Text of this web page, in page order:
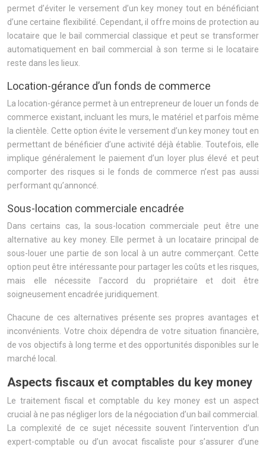
permet d’éviter le versement d’un key money tout en bénéficiant
d’une certaine flexibilité. Cependant, il offre moins de protection au
locataire que le bail commercial classique et peut se transformer
automatiquement en bail commercial à son terme si le locataire
reste dans les lieux.
Location-gérance d’un fonds de commerce
La location-gérance permet à un entrepreneur de louer un fonds de
commerce existant, incluant les murs, le matériel et parfois même
la clientèle. Cette option évite le versement d’un key money tout en
permettant de bénéficier d’une activité déjà établie. Toutefois, elle
implique généralement le paiement d’un loyer plus élevé et peut
comporter des risques si le fonds de commerce n’est pas aussi
performant qu’annoncé.
Sous-location commerciale encadrée
Dans certains cas, la sous-location commerciale peut être une
alternative au key money. Elle permet à un locataire principal de
sous-louer une partie de son local à un autre commerçant. Cette
option peut être intéressante pour partager les coûts et les risques,
mais elle nécessite l’accord du propriétaire et doit être
soigneusement encadrée juridiquement.
Chacune de ces alternatives présente ses propres avantages et
inconvénients. Votre choix dépendra de votre situation financière,
de vos objectifs à long terme et des opportunités disponibles sur le
marché local.
Aspects fiscaux et comptables du key money
Le traitement fiscal et comptable du key money est un aspect
crucial à ne pas négliger lors de la négociation d’un bail commercial.
La complexité de ce sujet nécessite souvent l’intervention d’un
expert-comptable ou d’un avocat fiscaliste pour s’assurer d’une